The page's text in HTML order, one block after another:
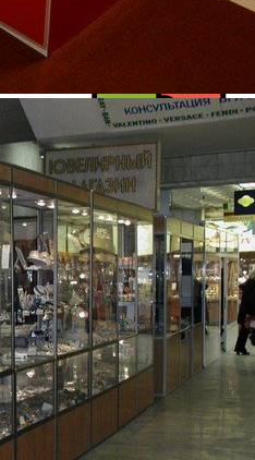
Выполнено более 2000 проектов!
Посмотреть портфолио
Решения для бизнеса
Посмотреть предложения
Фильтры